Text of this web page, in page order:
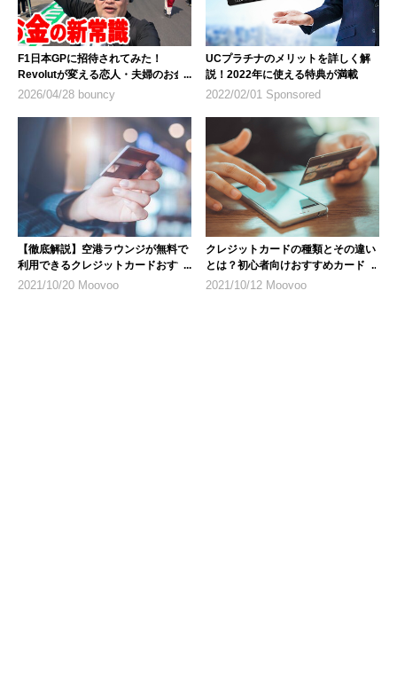
F1日本GPに招待されてみた！
Revolutが変える恋人・夫婦のお金
の新常識（更新）
2026/04/28 bouncy
UCプラチナのメリットを詳しく解
説！2022年に使える特典が満載
2022/02/01 Sponsored
【徹底解説】空港ラウンジが無料で
利用できるクレジットカードおすす
め8選
2021/10/20 Moovoo
クレジットカードの種類とその違い
とは？初心者向けおすすめカードも
2021/10/12 Moovoo